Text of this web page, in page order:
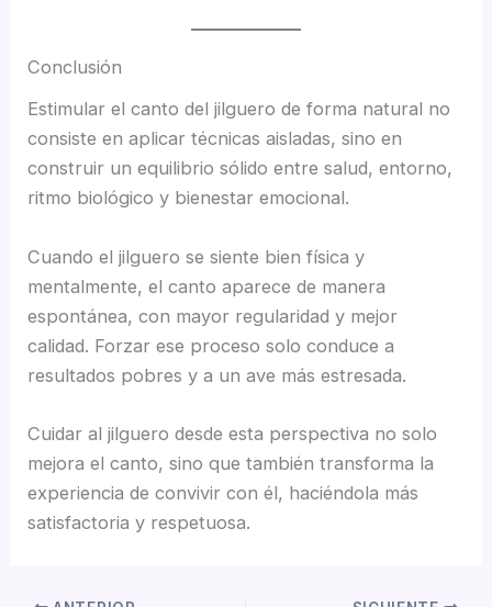
Conclusión
Estimular el canto del jilguero de forma natural no
consiste en aplicar técnicas aisladas, sino en
construir un equilibrio sólido entre salud, entorno,
ritmo biológico y bienestar emocional.
Cuando el jilguero se siente bien física y
mentalmente, el canto aparece de manera
espontánea, con mayor regularidad y mejor
calidad. Forzar ese proceso solo conduce a
resultados pobres y a un ave más estresada.
Cuidar al jilguero desde esta perspectiva no solo
mejora el canto, sino que también transforma la
experiencia de convivir con él, haciéndola más
satisfactoria y respetuosa.